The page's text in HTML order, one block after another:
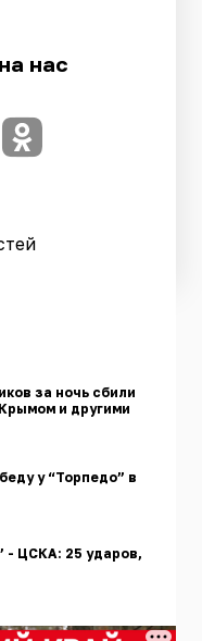
нас
за ночь сбили
и другими
у “Торпедо” в
- ЦСКА: 25 ударов,